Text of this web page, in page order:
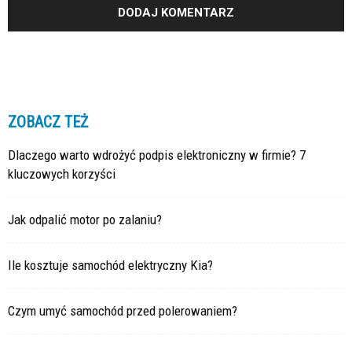
ZOBACZ TEŻ
Dlaczego warto wdrożyć podpis elektroniczny w firmie? 7
kluczowych korzyści
Jak odpalić motor po zalaniu?
Ile kosztuje samochód elektryczny Kia?
Czym umyć samochód przed polerowaniem?